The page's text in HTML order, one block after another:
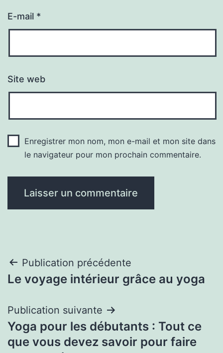
E-mail *
Site web
Enregistrer mon nom, mon e-mail et mon site dans
le navigateur pour mon prochain commentaire.
Navigation
de
l’article
Publication précédente
Le voyage intérieur grâce au yoga
Publication suivante
Yoga pour les débutants : Tout ce
que vous devez savoir pour faire